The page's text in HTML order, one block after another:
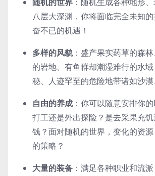
八层大深渊，你将面临完全未知
奋不已的机遇！
多样的风貌：盛产果实药草的森
的岩地、有鱼群却潮湿难行的水
秘、人迹罕至的危险地带诸如沙
自由的养成 ：你可以随意安排你
打工还是外出探险？是去采果充
钱？面对随机的世界，变化的资
的策略？
大量的装备 ：满足各种职业和流